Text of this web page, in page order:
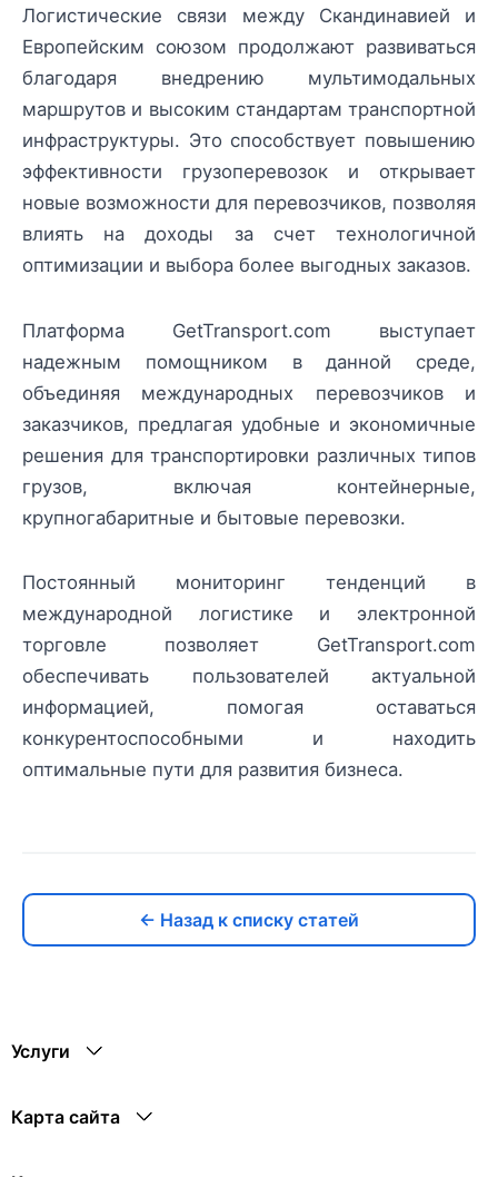
Логистические связи между Скандинавией и
Европейским союзом продолжают развиваться
благодаря внедрению мультимодальных
маршрутов и высоким стандартам транспортной
инфраструктуры. Это способствует повышению
эффективности грузоперевозок и открывает
новые возможности для перевозчиков, позволяя
влиять на доходы за счет технологичной
оптимизации и выбора более выгодных заказов.
Платформа GetTransport.com выступает
надежным помощником в данной среде,
объединяя международных перевозчиков и
заказчиков, предлагая удобные и экономичные
решения для транспортировки различных типов
грузов, включая контейнерные,
крупногабаритные и бытовые перевозки.
Постоянный мониторинг тенденций в
международной логистике и электронной
торговле позволяет GetTransport.com
обеспечивать пользователей актуальной
информацией, помогая оставаться
конкурентоспособными и находить
оптимальные пути для развития бизнеса.
← Назад к списку статей
Услуги
Карта сайта